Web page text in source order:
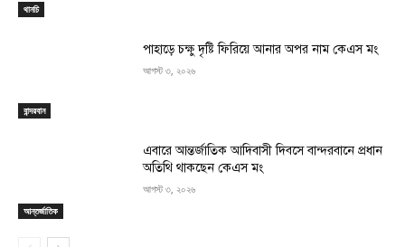
থানচি
বান্দরবান
পাহাড়ে চক্ষু দৃষ্টি ফিরিয়ে আনার অপর নাম কেএস মং
আগস্ট ৩, ২০২৬
আন্তর্জাতিক
এবারে আন্তর্জাতিক আদিবাসী দিবসে বান্দরবানে প্রধান
অতিথি থাকছেন কেএস মং
আগস্ট ৩, ২০২৬